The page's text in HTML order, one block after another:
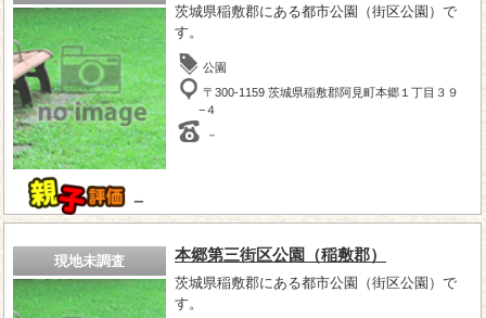
－
茨城県稲敷郡にある都市公園（街区公園）で
す。
公園
〒300-1159 茨城県稲敷郡阿見町本郷１丁目３９
−４
－
現地未調査 本郷第三街区公園（稲敷郡）
茨城県稲敷郡にある都市公園（街区公園）で
す。